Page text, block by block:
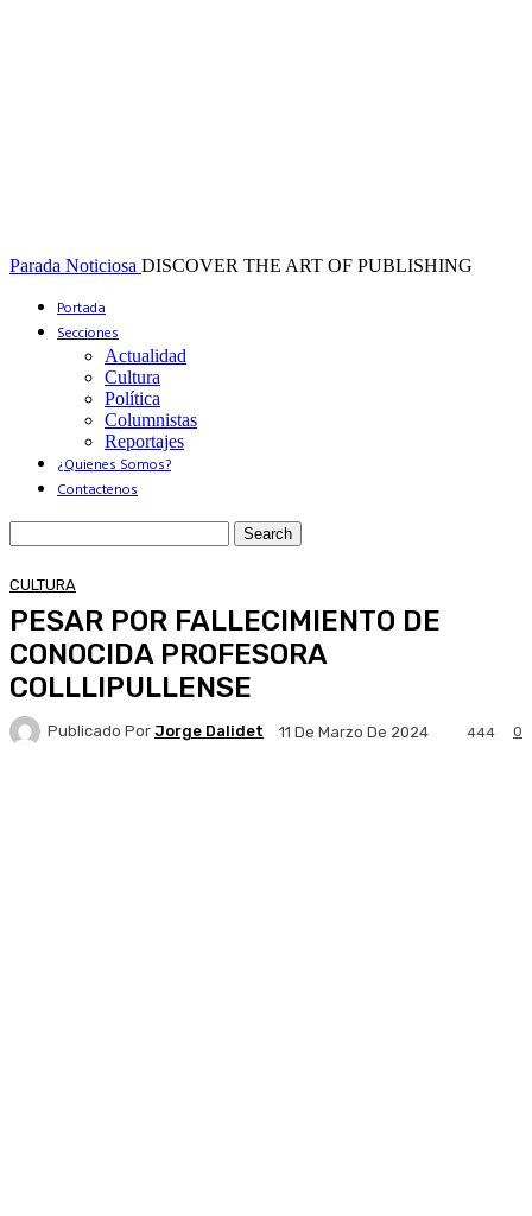
Parada Noticiosa DISCOVER THE ART OF PUBLISHING
Portada
Secciones
Actualidad
Cultura
Política
Columnistas
Reportajes
¿Quienes Somos?
Contactenos
CULTURA
PESAR POR FALLECIMIENTO DE
CONOCIDA PROFESORA
COLLLIPULLENSE
Publicado Por Jorge Dalidet 11 De Marzo De 2024 0
444